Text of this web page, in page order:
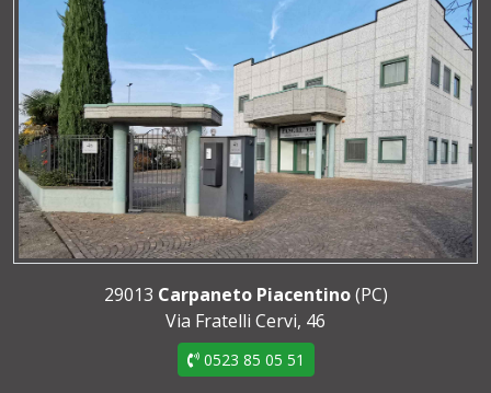
29013 Carpaneto Piacentino(PC)
Via Fratelli Cervi, 46
0523 85 05 51